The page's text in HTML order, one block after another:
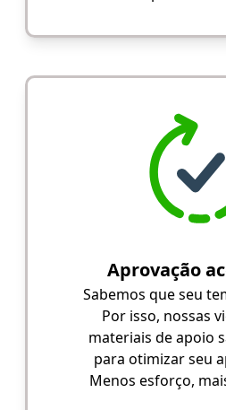
Aprovação
Sabemos que seu
Por isso, nossas
materiais de apoio
para otimizar seu
Menos esforço,